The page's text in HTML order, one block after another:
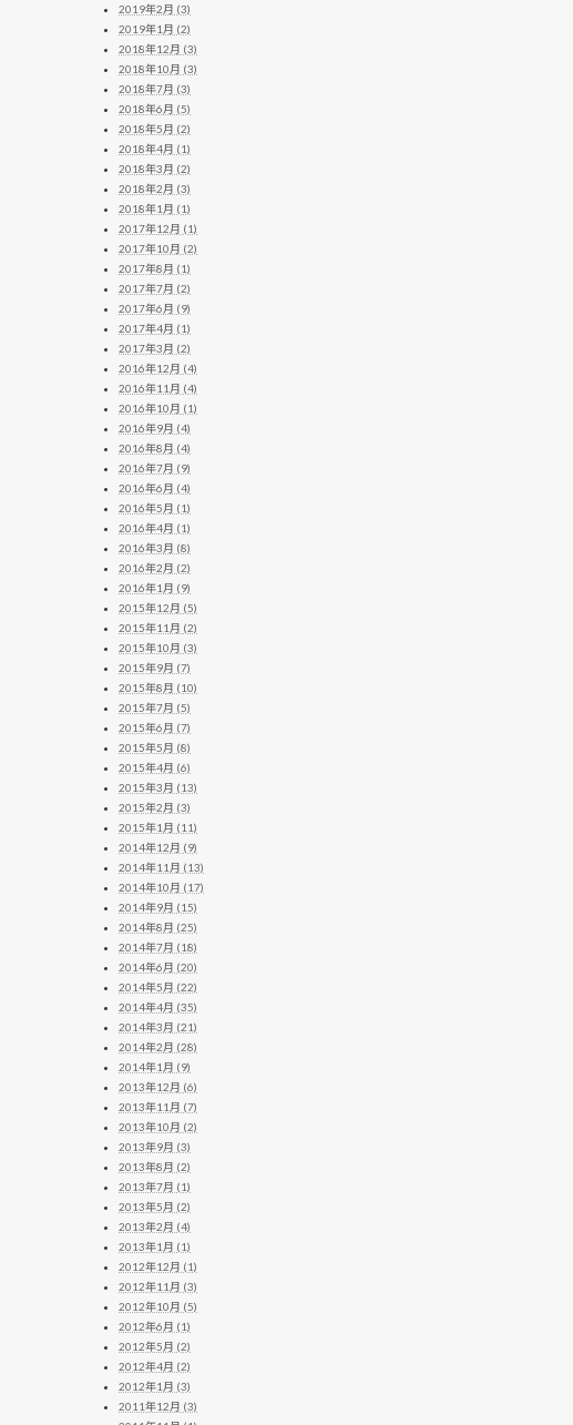
2019年2月 (3)
2019年1月 (2)
2018年12月 (3)
2018年10月 (3)
2018年7月 (3)
2018年6月 (5)
2018年5月 (2)
2018年4月 (1)
2018年3月 (2)
2018年2月 (3)
2018年1月 (1)
2017年12月 (1)
2017年10月 (2)
2017年8月 (1)
2017年7月 (2)
2017年6月 (9)
2017年4月 (1)
2017年3月 (2)
2016年12月 (4)
2016年11月 (4)
2016年10月 (1)
2016年9月 (4)
2016年8月 (4)
2016年7月 (9)
2016年6月 (4)
2016年5月 (1)
2016年4月 (1)
2016年3月 (8)
2016年2月 (2)
2016年1月 (9)
2015年12月 (5)
2015年11月 (2)
2015年10月 (3)
2015年9月 (7)
2015年8月 (10)
2015年7月 (5)
2015年6月 (7)
2015年5月 (8)
2015年4月 (6)
2015年3月 (13)
2015年2月 (3)
2015年1月 (11)
2014年12月 (9)
2014年11月 (13)
2014年10月 (17)
2014年9月 (15)
2014年8月 (25)
2014年7月 (18)
2014年6月 (20)
2014年5月 (22)
2014年4月 (35)
2014年3月 (21)
2014年2月 (28)
2014年1月 (9)
2013年12月 (6)
2013年11月 (7)
2013年10月 (2)
2013年9月 (3)
2013年8月 (2)
2013年7月 (1)
2013年5月 (2)
2013年2月 (4)
2013年1月 (1)
2012年12月 (1)
2012年11月 (3)
2012年10月 (5)
2012年6月 (1)
2012年5月 (2)
2012年4月 (2)
2012年1月 (3)
2011年12月 (3)